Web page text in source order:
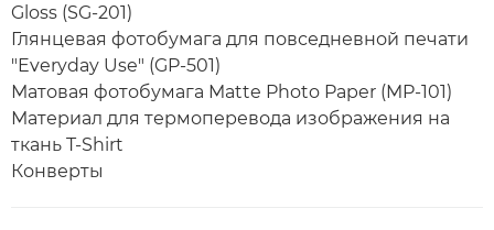
Gloss (SG-201)
Глянцевая фотобумага для повседневной печати
"Everyday Use" (GP-501)
Матовая фотобумага Matte Photo Paper (MP-101)
Материал для термоперевода изображения на
ткань T-Shirt
Конверты